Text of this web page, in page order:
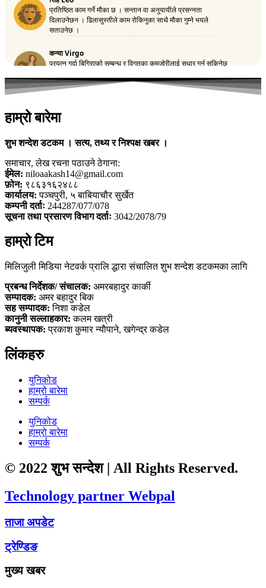
हाम्रो बारेमा
शुभ शन्देश डटकम । सत्य, तथ्य र निश्पक्ष खबर ।
समाचार, लेख रचना पठाउने ठेगाना:
ईमेल: niloaakash14@gmail.com
फ़ोन: ९८६३१६२४८८
कार्यालय: पञ्चपुरी, ५ बाबियाचौर सुर्खेत
कम्पनी दर्ताः 244287/077/078
सूचना तथा प्रसारण विभाग दर्ताः 3042/2078/79
हाम्रो टिम
मिलिजुली मिडिया नेटवर्क प्रालि द्धारा संचालित शुभ शन्देश डटकमका लागि
प्रबन्ध निर्देशक/ संचालक: अमरबहादुर कार्की
सम्पादक: अमर बहादुर बिक
सह सम्पादक: निशा कडेल
कानुनी सल्लाहकार: कलम खत्री
ब्यवस्थापक:प्रकाश कुमार न्याैपाने, खगेन्द्र कडेल
लिंकहरु
युनिकोड
हाम्रो बारेमा
सम्पर्क
युनिकोड
हाम्रो बारेमा
सम्पर्क
© 2022 शुभ सन्देश | All Rights Reserved.
Technology partner Webpal
ताजा अपडेट
ट्रेण्डिङ
मुख्य खबर